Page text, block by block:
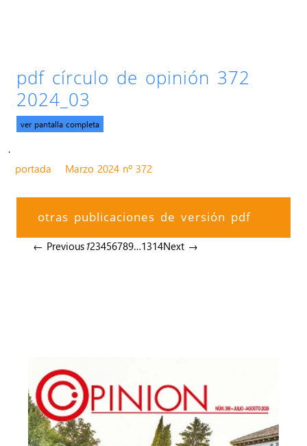
pdf círculo de opinión 372
2024_03
ver pantalla completa
.
portada
Marzo 2024 nº 372
otras publicaciones de versión pdf
← Previous123456789…1314Next →